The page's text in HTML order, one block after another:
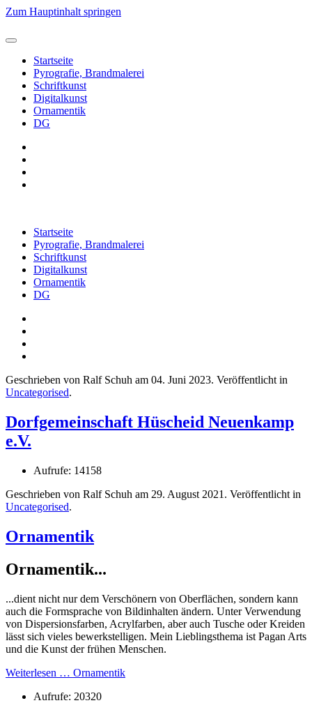
Zum Hauptinhalt springen
Startseite
Pyrografie, Brandmalerei
Schriftkunst
Digitalkunst
Ornamentik
DG
Startseite
Pyrografie, Brandmalerei
Schriftkunst
Digitalkunst
Ornamentik
DG
Geschrieben von Ralf Schuh am 04. Juni 2023. Veröffentlicht in
Uncategorised.
Dorfgemeinschaft Hüscheid Neuenkamp
e.V.
Aufrufe: 14158
Geschrieben von Ralf Schuh am 29. August 2021 . Veröffentlicht in
Uncategorised.
Ornamentik
Ornamentik...
...dient nicht nur dem Verschönern von Oberflächen, sondern kann
auch die Formsprache von Bildinhalten ändern. Unter Verwendung
von Dispersionsfarben, Acrylfarben, aber auch Tusche oder Kreiden
lässt sich vieles bewerkstelligen. Mein Lieblingsthema ist Pagan Arts
und die Kunst der frühen Menschen.
Weiterlesen … Ornamentik
Aufrufe: 20320